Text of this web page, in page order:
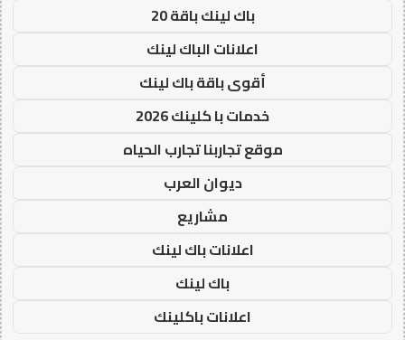
باك لينك باقة 20
اعلانات الباك لينك
أقوى باقة باك لينك
خدمات با كلينك 2026
موقع تجاربنا تجارب الحياه
ديوان العرب
مشاريع
اعلانات باك لينك
باك لينك
اعلانات باكلينك